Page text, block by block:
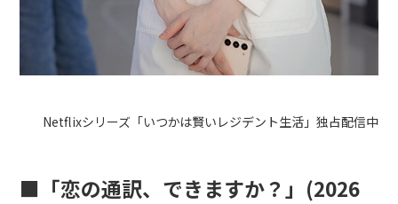
Netflixシリーズ「いつかは賢いレジデント生活」独占配信中
■「恋の通訳、できますか？」(2026